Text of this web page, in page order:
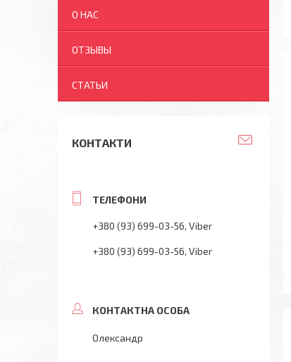
О НАС
ОТЗЫВЫ
СТАТЬИ
КОНТАКТИ
+380 (93) 699-03-56 Viber
+380 (93) 699-03-56 Viber
Олександр